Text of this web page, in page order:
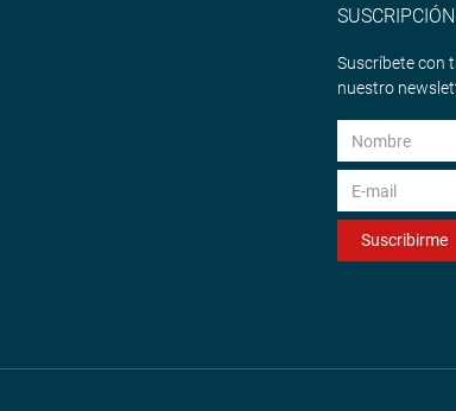
SUSCRIPCIÓN
Suscríbete con
nuestro
Suscribirme